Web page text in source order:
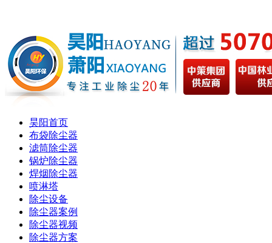
昊阳首页
布袋除尘器
滤筒除尘器
锅炉除尘器
焊烟除尘器
喷淋塔
除尘设备
除尘器案例
除尘器视频
除尘器方案